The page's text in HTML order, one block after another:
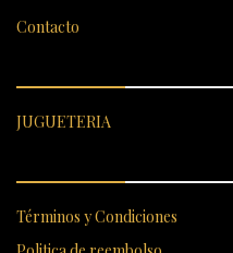
Contacto
JUGUETERIA
Términos y Condiciones